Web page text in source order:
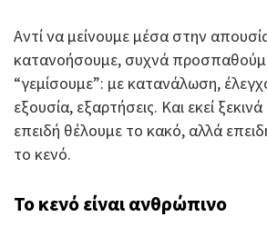
Αντί να μείνουμε μέσα στην
κατανοήσουμε, συχνά
“γεμίσουμε”: με κατανάλωση,
εξουσία, εξαρτήσεις. Και εκεί
επειδή θέλουμε το κακό, αλλά
το κενό.
Το κενό είναι ανθρώπινο